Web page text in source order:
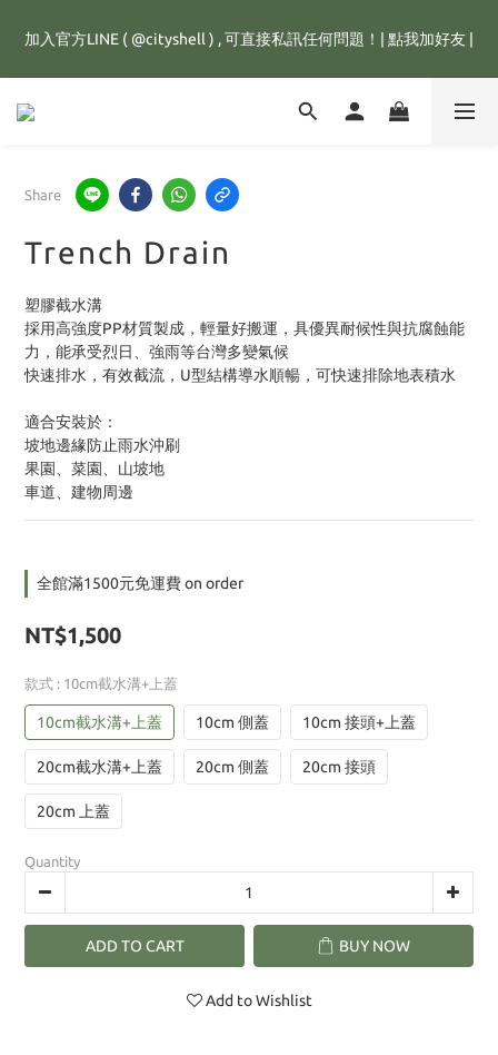
25元購物金💰
加入官方LINE ( @cityshell ) , 可直接私訊任何問題！| 點我加好友 |
超取有重量限制，超重訂單會進行拆單程序，並多增收65元拆單費
全館滿1500元，訂單即享免運優惠，新註冊會員，還可立即獲得
25元購物金💰
Share
Trench Drain
塑膠截水溝
採用高強度PP材質製成，輕量好搬運，具優異耐候性與抗腐蝕能
力，能承受烈日、強雨等台灣多變氣候
快速排水，有效截流，U型結構導水順暢，可快速排除地表積水
適合安裝於：
坡地邊緣防止雨水沖刷
果園、菜園、山坡地
車道、建物周邊
全館滿1500元免運費 on order
NT$1,500
款式 : 10cm截水溝+上蓋
10cm截水溝+上蓋 10cm 側蓋 10cm 接頭+上蓋
20cm截水溝+上蓋 20cm 側蓋 20cm 接頭
20cm 上蓋
Quantity
ADD TO CART BUY NOW
Add to Wishlist